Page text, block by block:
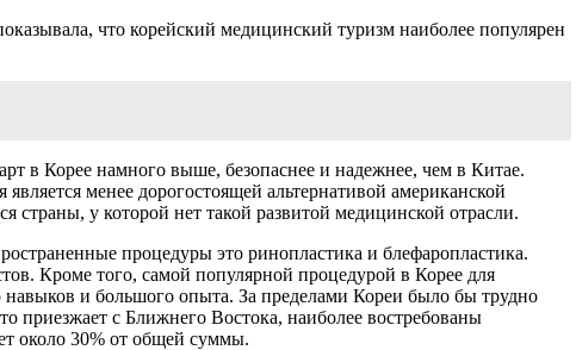
что корейский медицинский туризм наиболее популярен
в Корее намного выше, безопаснее и надежнее, чем в Китае.
менее дорогостоящей альтернативой американской
у которой нет такой развитой медицинской отрасли.
процедуры это ринопластика и блефаропластика.
Кроме того, самой популярной процедурой в Корее для
навыков и большого опыта. За пределами Кореи было бы трудно
приезжает с Ближнего Востока, наиболее востребованы
около 30% от общей суммы.